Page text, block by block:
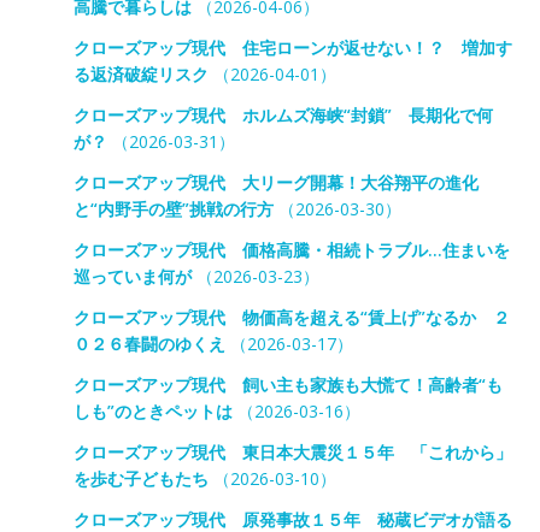
高騰で暮らしは（2026-04-06）
クローズアップ現代 住宅ローンが返せない！？ 増加す
る返済破綻リスク
（2026-04-01）
クローズアップ現代 ホルムズ海峡“封鎖” 長期化で何
が？
（2026-03-31）
クローズアップ現代 大リーグ開幕！大谷翔平の進化
と“内野手の壁”挑戦の行方（2026-03-30）
クローズアップ現代 価格高騰・相続トラブル…住まいを
巡っていま何が（2026-03-23）
クローズアップ現代 物価高を超える“賃上げ”なるか ２
０２６春闘のゆくえ
（2026-03-17）
クローズアップ現代 飼い主も家族も大慌て！高齢者“も
しも”のときペットは（2026-03-16）
クローズアップ現代 東日本大震災１５年 「これから」
を歩む子どもたち （2026-03-10）
クローズアップ現代 原発事故１５年 秘蔵ビデオが語る